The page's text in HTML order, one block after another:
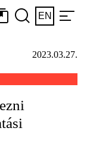
EN
2023.03.27.